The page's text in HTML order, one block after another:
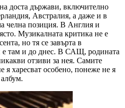
доста държави, включително
Австралия, а даже и в
челна позиция. В Англия и
Музикалната критика не е
но тя се завърта в
е там и до днес. В САЩ, родината
отзиви за нея. Самите
я харесват особено, понеже не я